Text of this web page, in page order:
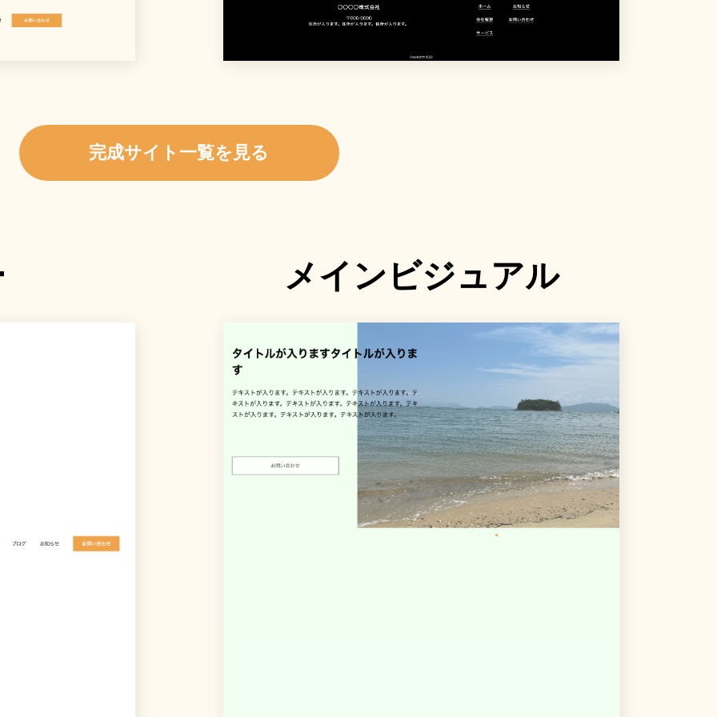
完成サイト一覧を見る
メインビジュアル